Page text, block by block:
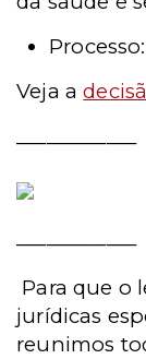
Veja a
Para que o
jurídicas
reunimos